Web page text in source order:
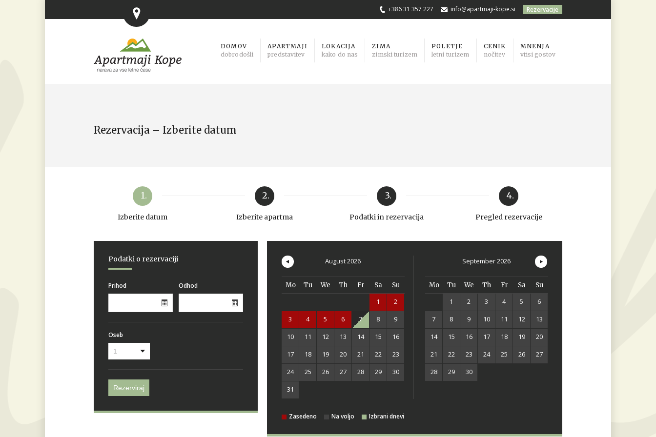
Rezervacije
+386 31 357 227 info@apartmaji-kope.si
DOMOV
dobrodošli
APARTMAJI
predstavitev
LOKACIJA
kako do nas
ZIMA
zimski turizem
POLETJE
letni turizem
CENIK
nočitev
MNENJA
vtisi gostov
Rezervacija – Izberite datum
1.
Izberite datum
2.
Izberite apartma
3.
Podatki in rezervacija
4.
Pregled rezervacije
August2026
Mo Tu We Th Fr Sa Su
1
2
3
4 5 6 7 8
9
10
11 12 13 14 15
16
17
18 19 20 21 22
23
24
25 26 27 28 29
30
31
September2026
Mo Tu We Th Fr Sa Su
1 2 3 4 5
6
7
8 9 10 11 12
13
14
15 16 17 18 19
20
21
22 23 24 25 26
27
28
29 30
Zasedeno Na voljo Izbrani dnevi
Podatki o rezervaciji
Prihod Odhod
Oseb